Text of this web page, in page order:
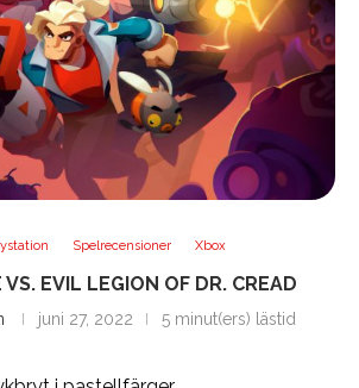
Spelrecensioner Xbox
EVIL LEGION OF DR. CREAD
juni 27, 2022 5 minut(ers) lästid